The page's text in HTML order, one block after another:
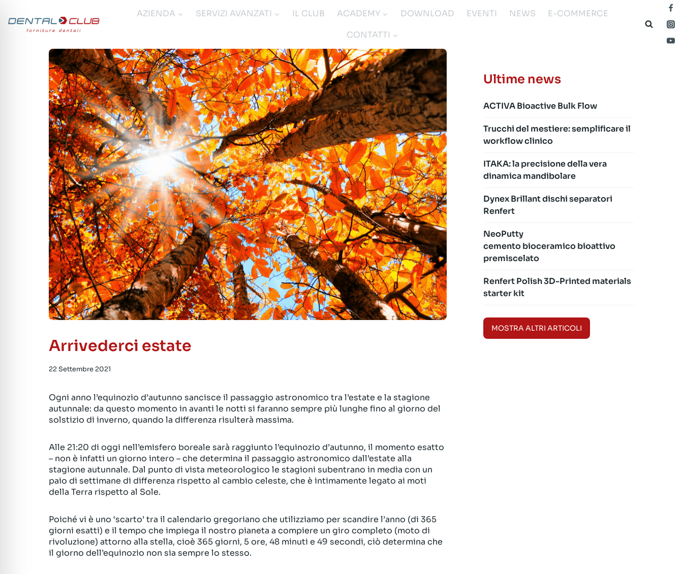
contenuto
AZIENDA SERVIZI AVANZATI IL CLUB ACADEMY DOWNLOAD EVENTI NEWS
E-COMMERCE
CONTATTI
Arrivederci estate
22 Settembre 2021
Ogni anno l’equinozio d’autunno sancisce il passaggio astronomico tra l’estate e la stagione
autunnale: da questo momento in avanti le notti si faranno sempre più lunghe fino al giorno del
solstizio di inverno, quando la differenza risulterà massima.
Alle 21:20 di oggi nell’emisfero boreale sarà raggiunto l’equinozio d’autunno, il momento esatto
– non è infatti un giorno intero – che determina il passaggio astronomico dall’estate alla
stagione autunnale. Dal punto di vista meteorologico le stagioni subentrano in media con un
paio di settimane di differenza rispetto al cambio celeste, che è intimamente legato ai moti
della Terra rispetto al Sole.
Poiché vi è uno ‘scarto’ tra il calendario gregoriano che utilizziamo per scandire l’anno (di 365
giorni esatti) e il tempo che impiega il nostro pianeta a compiere un giro completo (moto di
rivoluzione) attorno alla stella, cioè 365 giorni, 5 ore, 48 minuti e 49 secondi, ciò determina che
il giorno dell’equinozio non sia sempre lo stesso.
Ultime news
ACTIVA Bioactive Bulk Flow
Trucchi del mestiere: semplificare il
workflow clinico
ITAKA: la precisione della vera
dinamica mandibolare
Dynex Brillant dischi separatori
Renfert
NeoPutty
cemento bioceramico bioattivo
premiscelato
Renfert Polish 3D-Printed materials
starter kit
MOSTRA ALTRI ARTICOLI